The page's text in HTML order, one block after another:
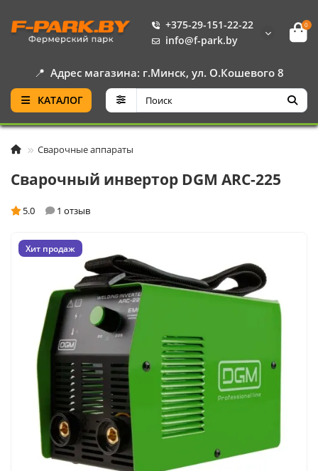
+375-29-151-22-22
info@f-park.by
0
📍 Адрес магазина: г.Минск, ул. О.Кошевого 8
КАТАЛОГ
Сварочные аппараты
Сварочный инвертор DGM ARC-225
5.0 1 отзыв
Хит продаж